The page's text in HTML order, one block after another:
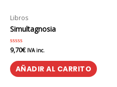
Libros
Simultagnosia
Valorado
en
de
5
9,70€ IVA inc.
AÑADIR AL CARRITO